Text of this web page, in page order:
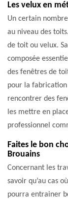
Les velux en
Un certain
au niveau des
de toit ou velux.
composée
des fenêtres de
pour la fabrication
rencontrer des
les mettre en
professionnel
Faites le bon
Brouains
Concernant les
savoir qu’au cas
pourra entrainer